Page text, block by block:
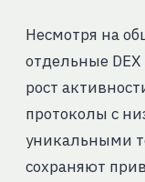
Несмотря на
отдельные
рост
протоколы с
уникальными
сохраняют